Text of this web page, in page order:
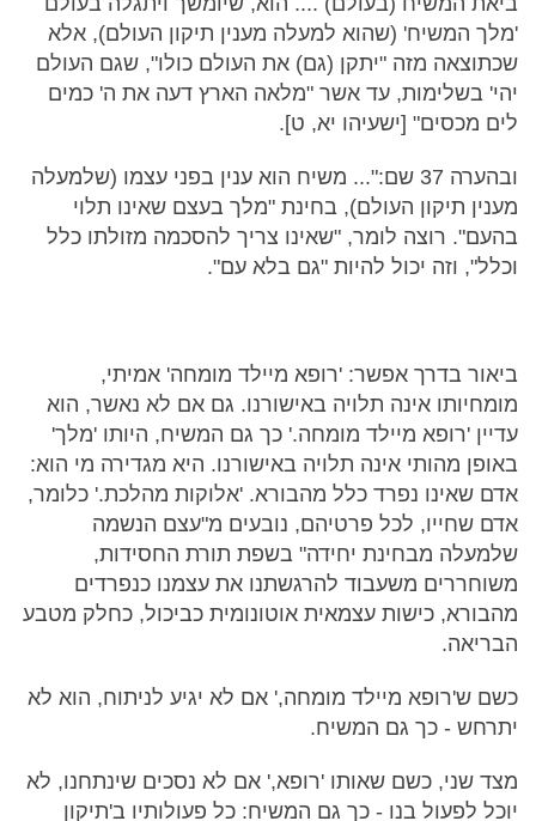
'מלך המשיח' (שהוא למעלה מענין תיקון העולם), אלא
שכתוצאה מזה "יתקן (גם) את העולם כולו", שגם העולם
יהי' בשלימות, עד אשר "מלאה הארץ דעה את ה' כמים
לים מכסים" [ישעיהו יא, ט].
ובהערה 37 שם:"... משיח הוא ענין בפני עצמו (שלמעלה
מענין תיקון העולם), בחינת "מלך בעצם שאינו תלוי
בהעם". רוצה לומר, "שאינו צריך להסכמה מזולתו כלל
וכלל", וזה יכול להיות "גם בלא עם".
ביאור בדרך אפשר: 'רופא מיילד מומחה' אמיתי,
מומחיותו אינה תלויה באישורנו. גם אם לא נאשר, הוא
עדיין 'רופא מיילד מומחה.' כך גם המשיח, היותו 'מלך'
באופן מהותי אינה תלויה באישורנו. היא מגדירה מי הוא:
אדם שאינו נפרד כלל מהבורא. 'אלוקות מהלכת.' כלומר,
אדם שחייו, לכל פרטיהם, נובעים מ"עצם הנשמה
שלמעלה מבחינת יחידה" בשפת תורת החסידות,
משוחררים משעבוד להרגשתנו את עצמנו כנפרדים
מהבורא, כישות עצמאית אוטונומית כביכול, כחלק מטבע
הבריאה.
כשם ש'רופא מיילד מומחה,' אם לא יגיע לניתוח, הוא לא
יתרחש - כך גם המשיח.
מצד שני, כשם שאותו 'רופא,' אם לא נסכים שינתחנו, לא
יוכל לפעול בנו - כך גם המשיח: כל פעולותיו ב'תיקון